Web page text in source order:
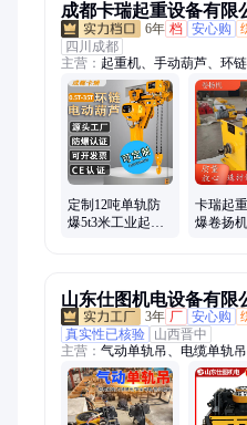
成都卡瑞起重设备有限
6年 档 安心购
四川成都
主营： 起重机、手动葫芦、环
用吊具、吊装带、拉紧器、吊
吊带、钢板吊钳、欧式单梁、
力机械手、手扳葫芦、钢丝绳
金轨道起重机、智能起重机、
定制12吨单轨防
爆5t3米工业起重
卡瑞起
爆卷扬
山东仕图机电设备有限
3年 厂 安心购
真实性已核验
山西晋中
主营： 气动单轨吊、电缆单轨
护、锚索切割机、驱动轮、气
系统